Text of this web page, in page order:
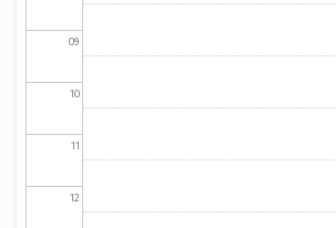
09
10
11
12